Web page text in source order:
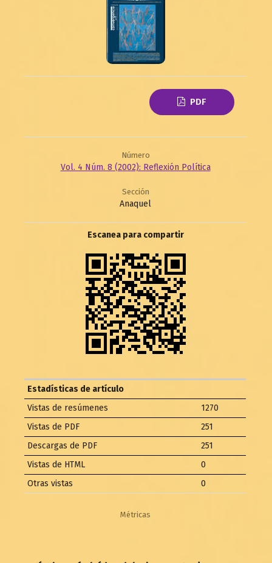
PDF
Número
Vol. 4 Núm. 8 (2002): Reflexión Política
Sección
Anaquel
Escanea para compartir
Estadísticas de artículo
Vistas de resúmenes
1270
Vistas de PDF
251
Descargas de PDF
251
Vistas de HTML
0
Otras vistas
0
Métricas